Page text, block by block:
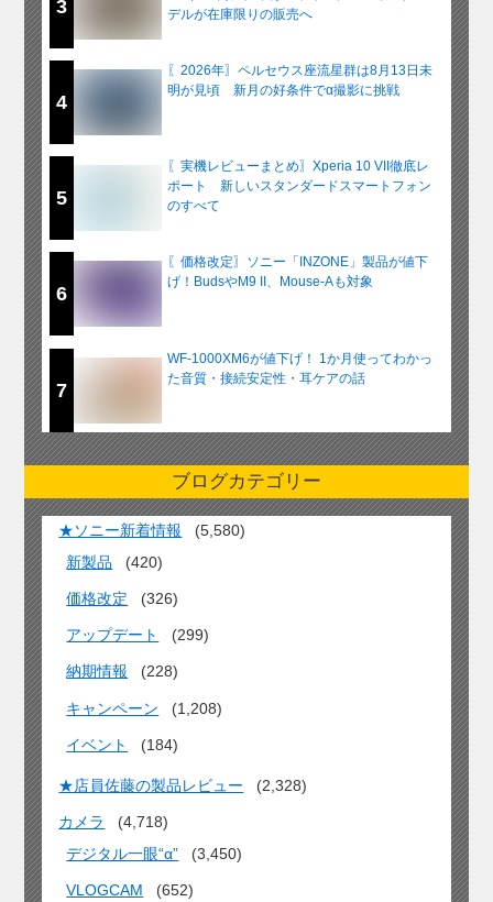
3
デルが在庫限りの販売へ
4
〖2026年〗ペルセウス座流星群は8月13日未
明が見頃 新月の好条件でα撮影に挑戦
5
〖実機レビューまとめ〗Xperia 10 VII徹底レ
ポート 新しいスタンダードスマートフォン
のすべて
6
〖価格改定〗ソニー「INZONE」製品が値下
げ！BudsやM9 II、Mouse-Aも対象
7
WF-1000XM6が値下げ！ 1か月使ってわかっ
た音質・接続安定性・耳ケアの話
ブログカテゴリー
★ソニー新着情報
(5,580)
新製品
(420)
価格改定 (326)
アップデート (299)
納期情報 (228)
キャンペーン (1,208)
イベント (184)
★店員佐藤の製品レビュー (2,328)
カメラ
(4,718)
デジタル一眼“α”
(3,450)
VLOGCAM (652)